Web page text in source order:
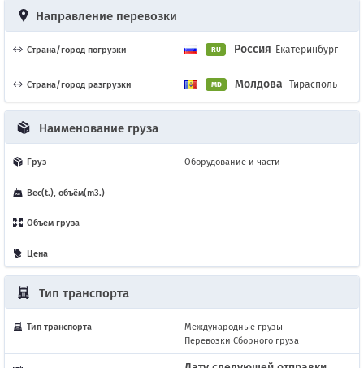
Направление перевозки
Страна/город погрузки RU Россия Екатеринбург
Страна/город разгрузки MD Молдова Тирасполь
Наименование груза
Груз Оборудование и части
Вес(t.), объём(m3.)
Объем груза
Цена
Тип транспорта
Тип транспорта
Международные грузы
Перевозки Сборного груза